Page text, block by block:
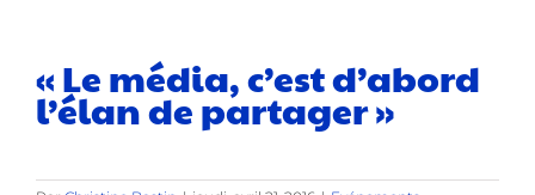
« Le média, c’est d’abord
l’élan de partager »